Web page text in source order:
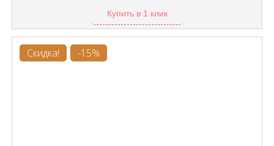
Купить в 1 клик
Скидка! -15%